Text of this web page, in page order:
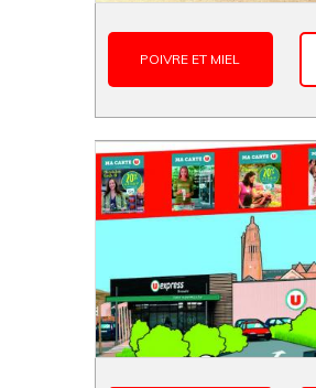
POIVRE ET MIEL